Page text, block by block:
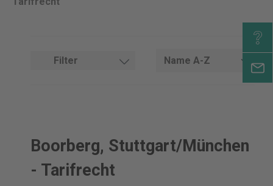
Filter
Boorberg, Stuttgart/München
- Tarifrecht